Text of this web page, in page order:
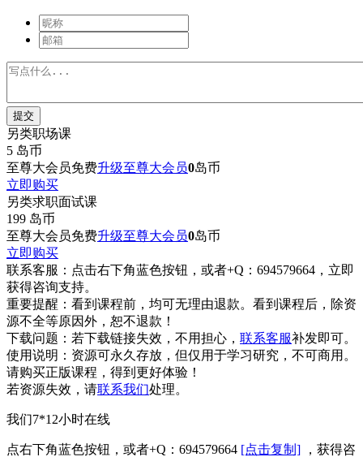
提交
另类职场课
5 岛币
至尊大会员免费升级至尊大会员0岛币
立即购买
另类求职面试课
199 岛币
至尊大会员免费升级至尊大会员0岛币
立即购买
联系客服： 点击右下角蓝色按钮，或者+Q：694579664，立即
获得咨询支持。
重要提醒： 看到课程前，均可无理由退款。看到课程后，除资
源不全等原因外，恕不退款！
下载问题： 若下载链接失效，不用担心， 联系客服补发即可。
使用说明： 资源可永久存放，但仅用于学习研究，不可商用。
请购买正版课程，得到更好体验！
若资源失效，请联系我们处理。
我们7*12小时在线
点右下角蓝色按钮，或者+Q：694579664 [点击复制] ，获得咨